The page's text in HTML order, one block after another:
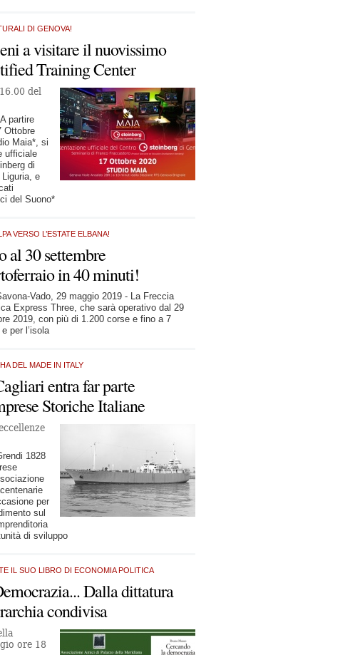
DI GENOVA!
a visitare il nuovissimo
Training Center
del
A partire
Ottobre
Maia*, si
ufficiale
di
Liguria, e
del Suono*
VERSO L’ESTATE ELBANA!
al 30 settembre
in 40 minuti!
Vado, 29 maggio 2019 - La Freccia
Express Three, che sarà operativo dal 29
2019, con più di 1.200 corse e fino a 7
per l’isola
DEL MADE IN ITALY
entra far parte
Storiche Italiane
1828
per
sul
di sviluppo
IL SUO LIBRO DI ECONOMIA POLITICA
Dalla dittatura
condivisa
ore 18